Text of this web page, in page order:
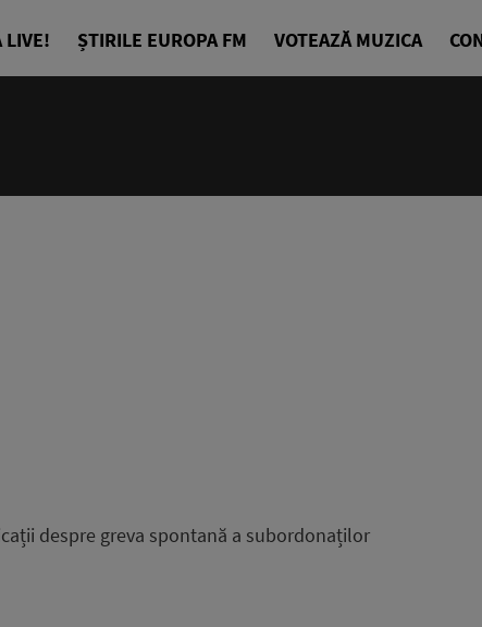
LIVE! ȘTIRILE EUROPA FM VOTEAZĂ MUZICA
despre greva spontană a subordonaților